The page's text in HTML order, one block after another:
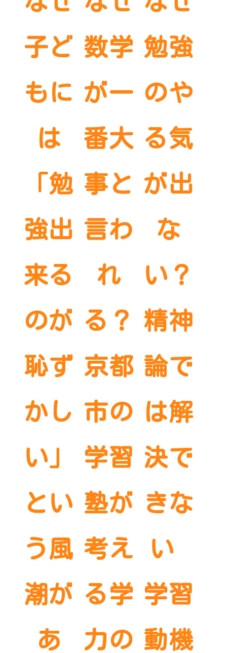
子ど
もに
は
「勉
強出
来る
のが
恥ず
かし
い」
とい
う風
潮が
あ
数学
が一
番大
事と
言わ
れ
る？
京都
市の
学習
塾が
考え
る学
力の
勉強
のや
る気
が出
な
い？
精神
論で
は解
決で
きな
い
学習
動機